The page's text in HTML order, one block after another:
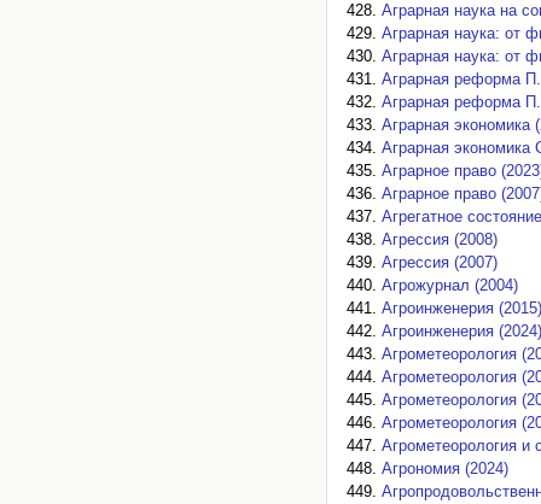
Аграрная наука на
Аграрная наука: от
Аграрная наука: от
Аграрная реформа
Аграрная реформа
Аграрная экономика
Аграрная экономика
Аграрное право
Аграрное право
Агрегатное
Агрессия (2008)
Агрессия (2007)
Агрожурнал (2004)
Агроинженерия (2015)
Агроинженерия (2024)
Агрометеорология
Агрометеорология
Агрометеорология
Агрометеорология
Агрометеорология и
Агрономия (2024)